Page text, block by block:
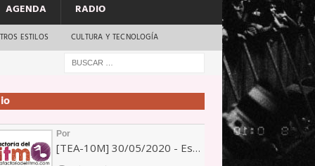
AGENDA RADIO
ESTILOS CULTURA Y TECNOLOGÍA